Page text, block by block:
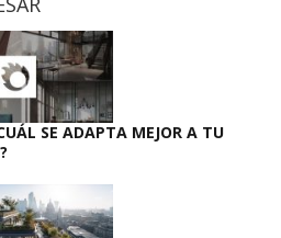
SE ADAPTA MEJOR A TU